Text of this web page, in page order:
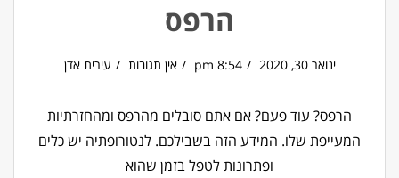
הרפס
ינואר 30, 2020 8:54 pm אין תגובות עירית אדן
הרפס? עוד פעם? אם אתם סובלים מהרפס ומהחזרתיות
המעייפת שלו. המידע הזה בשבילכם. לנטורופתיה יש כלים
ופתרונות לטפל בזמן שהוא